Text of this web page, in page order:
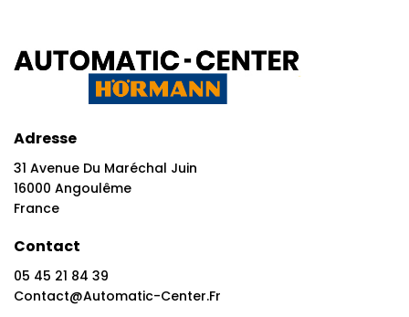
Adresse
31 Avenue Du Maréchal Juin
16000 Angoulême
France
Contact
05 45 21 84 39
Contact@automatic-Center.fr